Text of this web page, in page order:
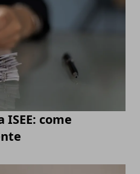
ISEE: come